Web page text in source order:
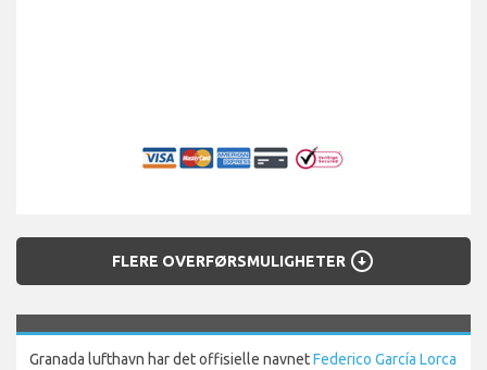
FLERE OVERFØRSMULIGHETER arrow_circle_down
Granada lufthavn har det offisielle navnetFederico García Lorca